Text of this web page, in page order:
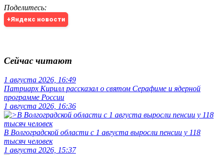
Поделитесь:
+Яндекс новости
Сейчас читают
1 августа 2026, 16:49
Патриарх Кирилл рассказал о святом Серафиме и ядерной
программе России
1 августа 2026, 16:36
В Волгоградской области с 1 августа выросли пенсии у 118
тысяч человек
1 августа 2026, 15:37